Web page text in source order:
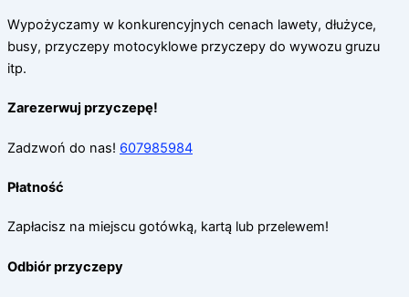
Wypożyczamy w konkurencyjnych cenach lawety, dłużyce,
busy, przyczepy motocyklowe przyczepy do wywozu gruzu
itp.
Zarezerwuj przyczepę!
Zadzwoń do nas! 607985984
Płatność
Zapłacisz na miejscu gotówką, kartą lub przelewem!
Odbiór przyczepy